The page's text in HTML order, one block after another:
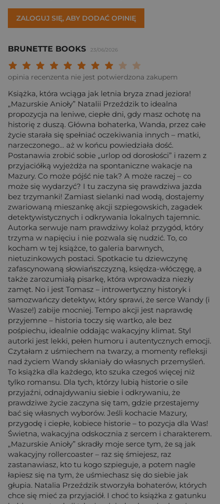
ZALOGUJ SIĘ, ABY DODAĆ OPINIĘ
BRUNETTE BOOKS 23/06/2026
Twoja ocena:
Twoja ocena: Wybitna 9/
Twoja ocena: Rewelacyjna 8/
Twoja ocena: Bardzo dobra 7/10"
Twoja ocena: Dobra 6/10"
Twoja ocena: Przeciętna 5/10"
Twoja ocena: Może być 4/10"
Twoja ocena: Słaba 3/10"
Twoja ocena: Bardzo słaba 2/10"
Twoja ocena: Beznadziejna 1/10"
opinia recenzenta nie jest potwierdzona zakupem
Książka, która wciąga jak letnia bryza znad jeziora!
„Mazurskie Anioły” Natalii Przeździk to idealna
propozycja na leniwe, ciepłe dni, gdy masz ochotę na
historię z duszą. Główna bohaterka, Wanda, przez całe
życie starała się spełniać oczekiwania innych – matki,
narzeczonego… aż w końcu powiedziała dość.
Postanawia zrobić sobie „urlop od dorosłości” i razem z
przyjaciółką wyjeżdża na spontaniczne wakacje na
Mazury. Co może pójść nie tak? A może raczej – co
może się wydarzyć? I tu zaczyna się prawdziwa jazda
bez trzymanki! Zamiast sielanki nad wodą, dostajemy
zwariowaną mieszankę akcji szpiegowskich, zagadek
detektywistycznych i odkrywania lokalnych tajemnic.
Autorka serwuje nam prawdziwy kolaż przygód, który
trzyma w napięciu i nie pozwala się nudzić. To, co
kocham w tej książce, to galeria barwnych,
nietuzinkowych postaci. Spotkacie tu dziewczynę
zafascynowaną słowiańszczyzną, księdza-włóczęgę, a
także zarozumiałą pisarkę, która wprowadza niezły
zamęt. No i jest Tomasz – introwertyczny historyk i
samozwańczy detektyw, który sprawi, że serce Wandy (i
Wasze!) zabije mocniej. Tempo akcji jest naprawdę
przyjemne – historia toczy się wartko, ale bez
pośpiechu, idealnie oddając wakacyjny klimat. Styl
autorki jest lekki, pełen humoru i autentycznych emocji.
Czytałam z uśmiechem na twarzy, a momenty refleksji
nad życiem Wandy skłaniały do własnych przemyśleń.
To książka dla każdego, kto szuka czegoś więcej niż
tylko romansu. Dla tych, którzy lubią historie o sile
przyjaźni, odnajdywaniu siebie i odkrywaniu, że
prawdziwe życie zaczyna się tam, gdzie przestajemy
bać się własnych wyborów. Jeśli kochacie Mazury,
przygodę i ciepłe, kobiece historie – to pozycja dla Was!
Świetna, wakacyjna odskocznia z sercem i charakterem.
„Mazurskie Anioły” skradły moje serce tym, że są jak
wakacyjny rollercoaster – raz się śmiejesz, raz
zastanawiasz, kto tu kogo szpieguje, a potem nagle
łapiesz się na tym, że uśmiechasz się do siebie jak
głupia. Natalia Przeździk stworzyła bohaterów, których
chce się mieć za przyjaciół. I choć to książka z gatunku